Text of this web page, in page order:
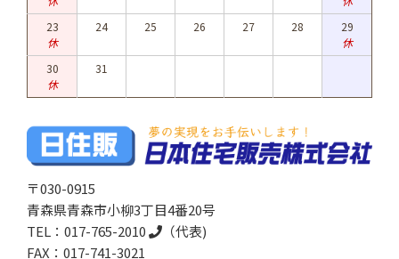
〒030-0915
青森県青森市小柳3丁目4番20号
TEL： 017-765-2010
（代表)
FAX：017-741-3021
23
休
24 25 26 27 28
29
休
30
休
31